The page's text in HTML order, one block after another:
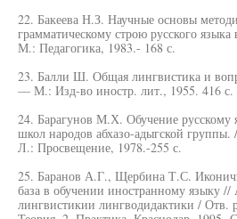
22. Бакеева Н.З. Научные основы
грамматическому строю русского
М.: Педагогика, 1983.- 168 с.
23. Балли Ш. Общая лингвистика и
— М.: Изд-во иностр. лит., 1955. 416 с.
24. Барагунов М.Х. Обучение русскому
школ народов абхазо-адыгской
Л.: Просвещение, 1978.-255 с.
25. Баранов А.Г., Щербина Т.С.
база в обучении иностранному языку
лингвистикии лингводидактики /